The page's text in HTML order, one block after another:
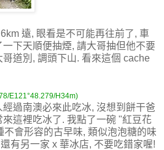
遠, 眼看是不可能再往前了, 車
下天順便抽煙, 請大哥抽但他不要
道別, 調頭下山. 看來這個 cache
E121°48.279/H34m)
過南澳必來此吃冰, 沒想到餅干爸
這裡吃冰了. 我點了一碗 "紅豆花
不會形容的古早味, 類似泡泡糖的味
有另一家 x 華冰店, 不要吃錯家喔!